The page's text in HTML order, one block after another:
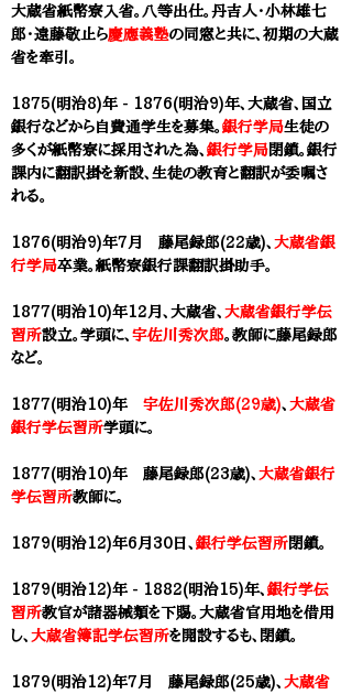
大蔵省紙幣寮入省。八等出仕。丹吉人・小林雄七
郎・遠藤敬止ら慶應義塾の同窓と共に、初期の大蔵
省を牽引。
1875(明治8)年 - 1876(明治9)年、大蔵省、国立
銀行などから自費通学生を募集。 銀行学局生徒の
多くが紙幣寮に採用された為、 銀行学局閉鎖。銀行
課内に翻訳掛を新設、生徒の教育と翻訳が委嘱さ
れる。
1876(明治9)年7月 藤尾録郎(22歳)、 大蔵省銀
行学局卒業。紙幣寮銀行課翻訳掛助手。
1877(明治10)年12月、 大蔵省、 大蔵省銀行学伝
習所設立。学頭に、 宇佐川秀次郎。教師に藤尾録郎
など。
1877(明治10)年 宇佐川秀次郎(29歳)、 大蔵省
銀行学伝習所学頭に。
1877(明治10)年 藤尾録郎(23歳)、 大蔵省銀行
学伝習所教師に。
1879(明治12)年6月30日、 銀行学伝習所閉鎖。
1879(明治12)年 - 1882(明治15)年、 銀行学伝
習所教官が諸器械類を下賜。大蔵省官用地を借用
し、 大蔵省簿記学伝習所を開設するも、閉鎖。
1879(明治12)年7月 藤尾録郎(25歳)、 大蔵省